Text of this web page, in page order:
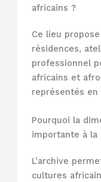
africains ?
Ce lieu
résidences,
professionnel
africains et
représentés en
Pourquoi la
importante à la
L’archive
cultures